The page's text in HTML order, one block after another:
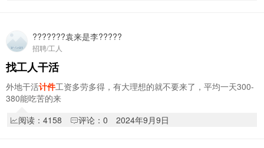
???????袁来是李?????
招聘/工人
找工人干活
外地干活计件工资多劳多得，有大理想的就不要来了，平均一天300-
380能吃苦的来
阅读：4158
评论：0 2024年9月9日